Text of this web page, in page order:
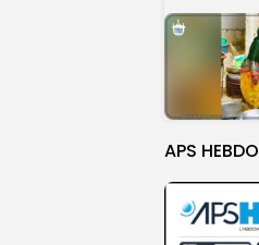
APS HEBDO